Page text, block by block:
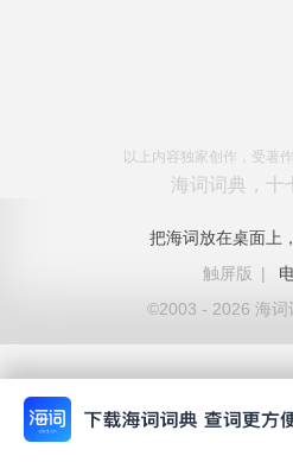
以上内容独家创作，受著
海词词典，十
把海词放在桌面上
触屏版
|
©2003 - 2026 海词